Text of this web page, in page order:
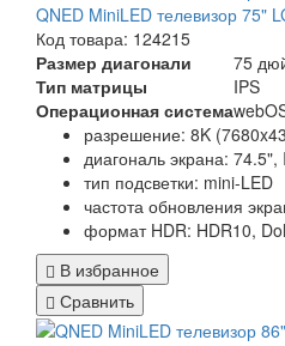
QNED MiniLED телевизор 75"
Код товара: 124215
Размер диагонали
75
Тип матрицы
IPS
Операционная система
разрешение: 8K
диагональ экрана: 74.5",
тип подсветки: mini-LED
частота обновления
формат HDR: HDR10,
В избранное
Сравнить